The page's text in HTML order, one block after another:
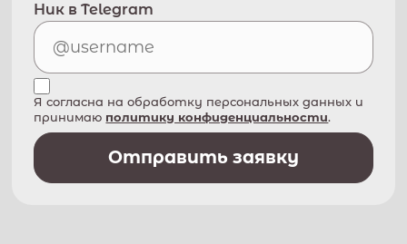
Ник в Telegram
Я согласна на обработку персональных данных и
принимаю политику конфиденциальности.
Отправить заявку